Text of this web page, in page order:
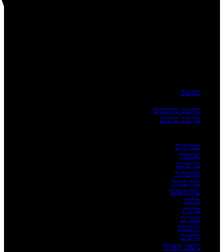
טבעוני
סרטוני מתכונים
סרטוני טיפים
סטייקים
אסאדו
בריסקט
המבורגר
עוף בגריל
עוף מעושן
סלמון
פרגית
כנפיים
תוספות
סלטים
גיפט קארד